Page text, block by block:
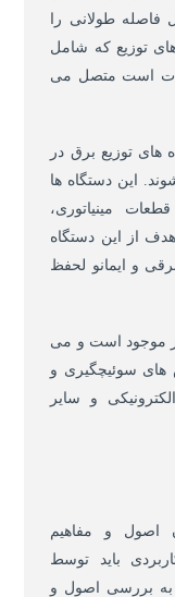
فاصله طولانی را
توزیع که شامل
است متصل می
توزیع برق در
این دستگاه ها
مینیاتوری،
از این دستگاه
و ایمانو لحفظ
موجود است و می
های سوئیچگیری و
و سایر
اصول و مفاهیم
باید توسط
بررسی اصول و